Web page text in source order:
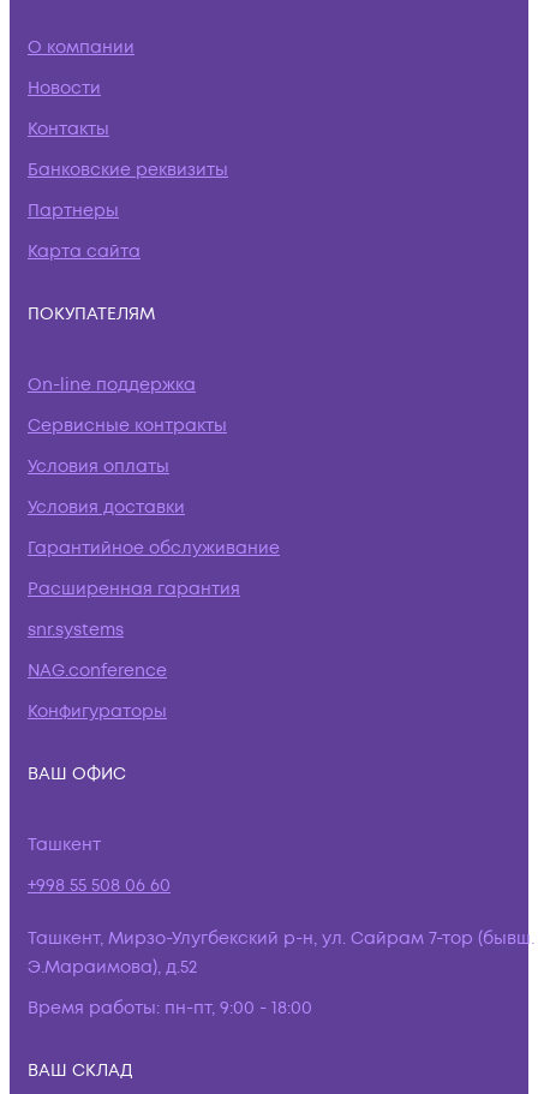
О компании
Новости
Контакты
Банковские реквизиты
Партнеры
Карта сайта
ПОКУПАТЕЛЯМ
On-line поддержка
Сервисные контракты
Условия оплаты
Условия доставки
Гарантийное обслуживание
Расширенная гарантия
snr.systems
NAG.conference
Конфигураторы
ВАШ ОФИС
Ташкент
+998 55 508 06 60
Ташкент, Мирзо-Улугбекский р-н, ул. Сайрам 7-тор (бывш.
Э.Мараимова), д.52
Время работы: пн-пт, 9:00 - 18:00
ВАШ СКЛАД